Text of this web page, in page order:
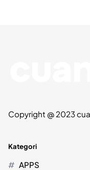
Copyright @ 2023
Kategori
APPS